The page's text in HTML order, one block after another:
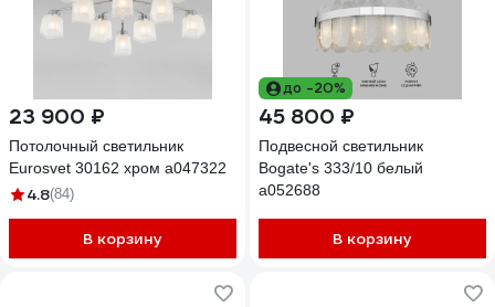
23 900 ₽
Потолочный светильник
Eurosvet 30162 хром a047322
4.8(84)
В корзину
до -20%
45 800 ₽
Подвесной светильник
Bogate's 333/10 белый
a052688
В корзину